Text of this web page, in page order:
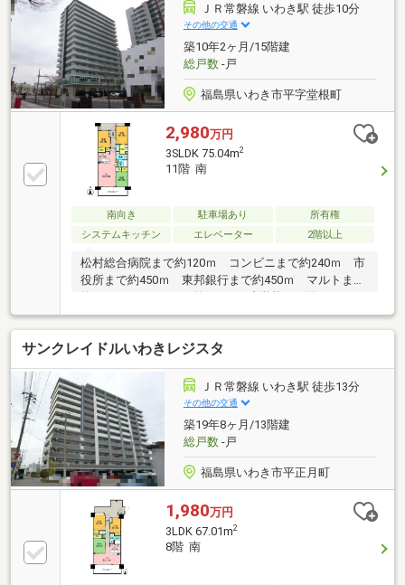
ＪＲ常磐線 いわき駅 徒歩10分
その他の交通
築10年2ヶ月/15階建
総戸数-戸
福島県いわき市平字堂根町
2,980万円
3SLDK 75.04m2
11階 南
南向き 駐車場あり
所有権
システムキッチン
エレベーター 2階以上
松村総合病院まで約120ｍ コンビニまで約240ｍ 市
役所まで約450ｍ 東邦銀行まで約450ｍ マルトまで
約750ｍ イオンまで約850ｍ 小学校まで約1.0ｋ
ｍ 中学校まで約1.1ｋｍ
サンクレイドルいわきレジスタ
ＪＲ常磐線 いわき駅 徒歩13分
その他の交通
築19年8ヶ月/13階建
総戸数-戸
福島県いわき市平正月町
1,980万円
3LDK 67.01m2
8階 南